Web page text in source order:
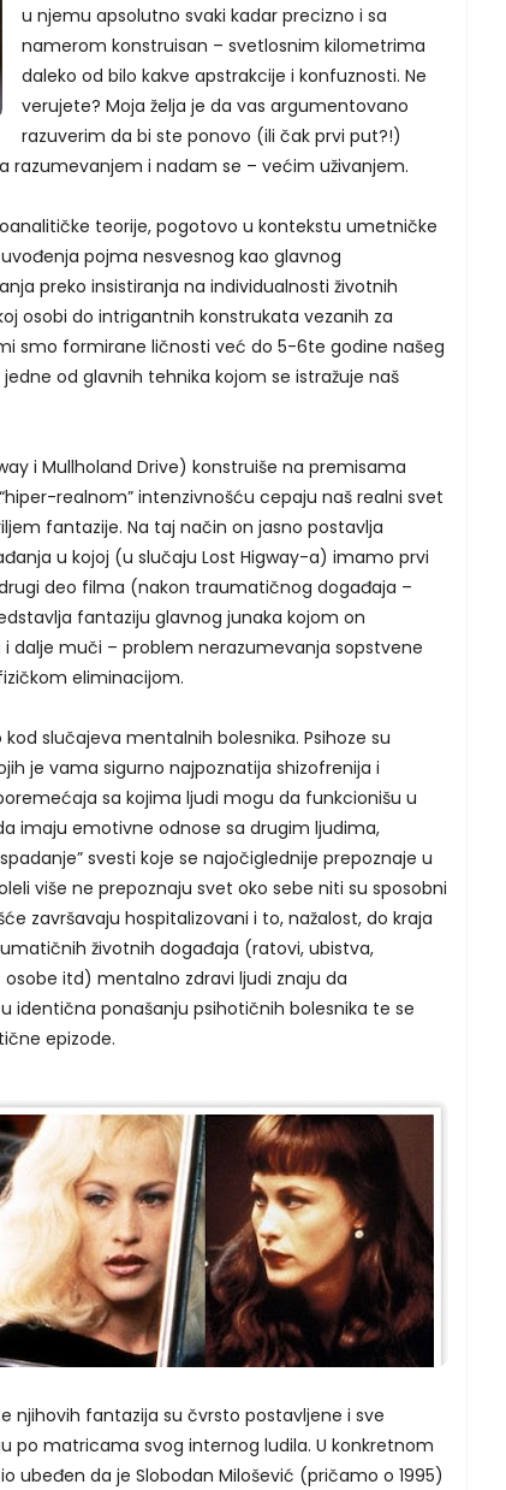
u njemu apsolutno svaki kadar precizno i sa
namerom konstruisan – svetlosnim kilometrima
daleko od bilo kakve apstrakcije i konfuznosti. Ne
verujete? Moja želja je da vas argumentovano
razuverim da bi ste ponovo (ili čak prvi put?!)
razumevanjem i nadam se – većim uživanjem.
teorije, pogotovo u kontekstu umetničke
pojma nesvesnog kao glavnog
preko insistiranja na individualnosti životnih
osobi do intrigantnih konstrukata vezanih za
smo formirane ličnosti već do 5-6te godine našeg
od glavnih tehnika kojom se istražuje naš
i Mullholand Drive) konstruiše na premisama
realnom” intenzivnošću cepaju naš realni svet
fantazije. Na taj način on jasno postavlja
u kojoj (u slučaju Lost Higway-a) imamo prvi
deo filma (nakon traumatičnog događaja –
fantaziju glavnog junaka kojom on
dalje muči – problem nerazumevanja sopstvene
eliminacijom.
slučajeva mentalnih bolesnika. Psihoze su
je vama sigurno najpoznatija shizofrenija i
sa kojima ljudi mogu da funkcionišu u
imaju emotivne odnose sa drugim ljudima,
svesti koje se najočiglednije prepoznaje u
više ne prepoznaju svet oko sebe niti su sposobni
završavaju hospitalizovani i to, nažalost, do kraja
životnih događaja (ratovi, ubistva,
itd) mentalno zdravi ljudi znaju da
identična ponašanju psihotičnih bolesnika te se
epizode.
njihovih fantazija su čvrsto postavljene i sve
po matricama svog internog ludila. U konkretnom
ubeđen da je Slobodan Milošević (pričamo o 1995)